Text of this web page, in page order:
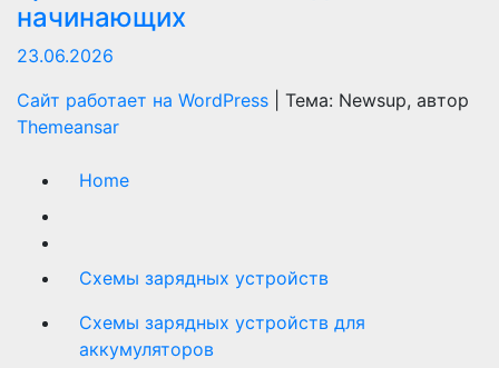
начинающих
23.06.2026
Сайт работает на WordPress
Тема: Newsup, автор
Themeansar
Home
Схемы зарядных устройств
Схемы зарядных устройств для
аккумуляторов